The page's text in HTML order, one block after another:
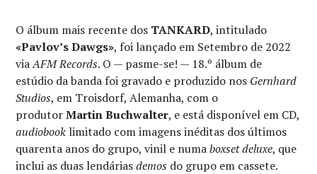
O álbum mais recente dos TANKARD, intitulado
«Pavlov’s Dawgs», foi lançado em Setembro de 2022
viaAFM Records. O — pasme-se! — 18.º álbum de
estúdio da banda foi gravado e produzido nos Gernhard
Studios, em Troisdorf, Alemanha, com o
produtorMartin Buchwalter, e está disponível em CD,
audiobook limitado com imagens inéditas dos últimos
quarenta anos do grupo, vinil e numaboxsetdeluxe, que
inclui as duas lendáriasdemos do grupo em cassete.